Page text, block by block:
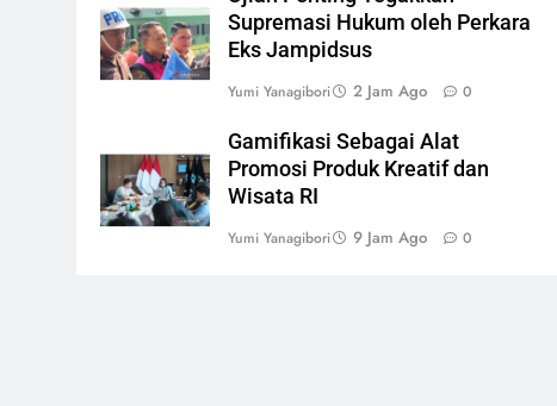
Supremasi Hukum oleh Perkara
Eks Jampidsus
Yumi Yanagibori 2 Jam Ago 0
Gamifikasi Sebagai Alat
Promosi Produk Kreatif dan
Wisata RI
Yumi Yanagibori 9 Jam Ago 0